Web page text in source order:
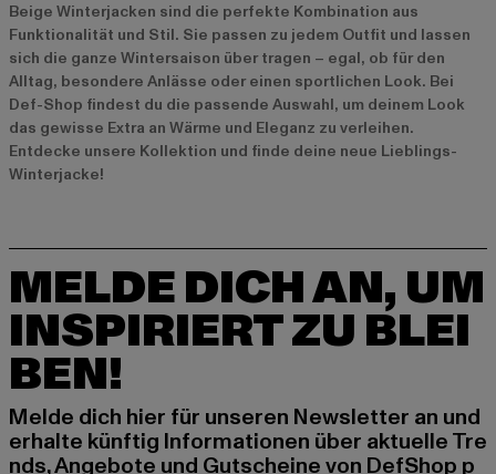
Beige Winterjacken sind die perfekte Kombination aus
Funktionalität und Stil. Sie passen zu jedem Outfit und lassen
sich die ganze Wintersaison über tragen – egal, ob für den
Alltag, besondere Anlässe oder einen sportlichen Look. Bei
Def-Shop findest du die passende Auswahl, um deinem Look
das gewisse Extra an Wärme und Eleganz zu verleihen.
Entdecke unsere Kollektion und finde deine neue Lieblings-
Winterjacke!
MELDE DICH AN, UM
INSPIRIERT ZU BLEI
BEN!
Melde dich hier für unseren Newsletter an und
erhalte künftig Informationen über aktuelle Tre
nds, Angebote und Gutscheine von DefShop p